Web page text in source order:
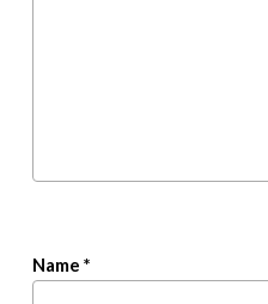
Name *